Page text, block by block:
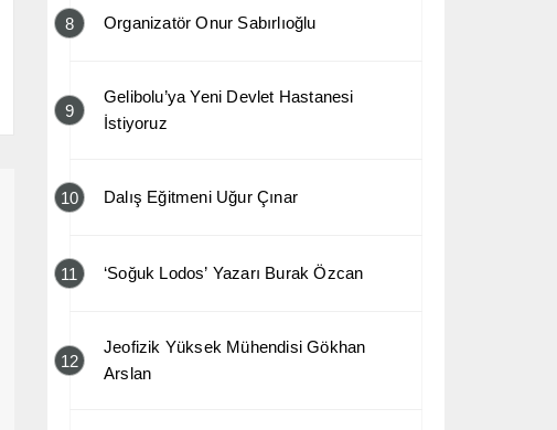
8 Organizatör Onur Sabırlıoğlu
9
Gelibolu’ya Yeni Devlet Hastanesi
İstiyoruz
10 Dalış Eğitmeni Uğur Çınar
11 ‘Soğuk Lodos’ Yazarı Burak Özcan
12
Jeofizik Yüksek Mühendisi Gökhan
Arslan